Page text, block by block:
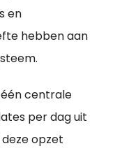
en
hebben aan
centrale
per dag uit
opzet